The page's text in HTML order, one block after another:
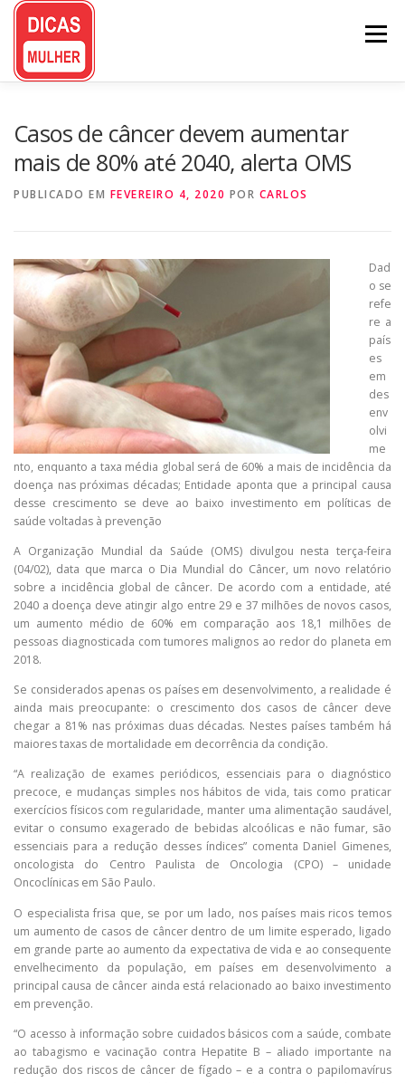
Pular
conteúdo
Menu
Casos de câncer devem aumentar
mais de 80% até 2040, alerta OMS
PUBLICADO EM FEVEREIRO 4, 2020 POR CARLOS
Dad
o se
refe
re a
país
es
em
des
env
olvi
me
nto, enquanto a taxa média global será de 60% a mais de incidência da
doença nas próximas décadas; Entidade aponta que a principal causa
desse crescimento se deve ao baixo investimento em políticas de
saúde voltadas à prevenção
A Organização Mundial da Saúde (OMS) divulgou nesta terça-feira
(04/02), data que marca o Dia Mundial do Câncer, um novo relatório
sobre a incidência global de câncer. De acordo com a entidade, até
2040 a doença deve atingir algo entre 29 e 37 milhões de novos casos,
um aumento médio de 60% em comparação aos 18,1 milhões de
pessoas diagnosticada com tumores malignos ao redor do planeta em
2018.
Se considerados apenas os países em desenvolvimento, a realidade é
ainda mais preocupante: o crescimento dos casos de câncer deve
chegar a 81% nas próximas duas décadas. Nestes países também há
maiores taxas de mortalidade em decorrência da condição.
“A realização de exames periódicos, essenciais para o diagnóstico
precoce, e mudanças simples nos hábitos de vida, tais como praticar
exercícios físicos com regularidade, manter uma alimentação saudável,
evitar o consumo exagerado de bebidas alcoólicas e não fumar, são
essenciais para a redução desses índices” comenta Daniel Gimenes,
oncologista do Centro Paulista de Oncologia (CPO) – unidade
Oncoclínicas em São Paulo.
O especialista frisa que, se por um lado, nos países mais ricos temos
um aumento de casos de câncer dentro de um limite esperado, ligado
em grande parte ao aumento da expectativa de vida e ao consequente
envelhecimento da população, em países em desenvolvimento a
principal causa de câncer ainda está relacionado ao baixo investimento
em prevenção.
“O acesso à informação sobre cuidados básicos com a saúde, combate
ao tabagismo e vacinação contra Hepatite B – aliado importante na
redução dos riscos de câncer de fígado – e a contra o papilomavírus